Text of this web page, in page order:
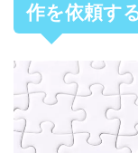
作を依頼す